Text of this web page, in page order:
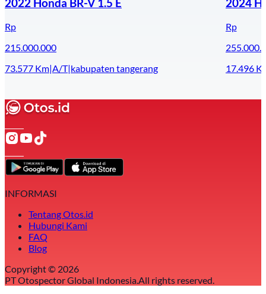
2022 Honda BR-V 1.5 E
Rp
215.000.000
73.577 Km|A/T|kabupaten tangerang
2024
Rp
17.496
INFORMASI
Tentang Otos.id
Hubungi Kami
FAQ
Blog
Copyright © 2026
PT Otospector Global Indonesia. All rights reserved.